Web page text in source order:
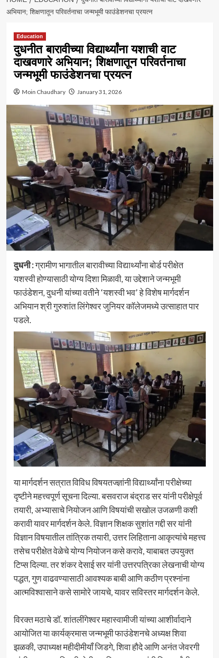
अभियान; शिक्षणातून परिवर्तनाचा जन्मभूमी फाउंडेशनचा प्रयत्न
Education
दुधनीत बारावीच्या विद्यार्थ्यांना यशाची वाट
दाखवणारे अभियान; शिक्षणातून परिवर्तनाचा
जन्मभूमी फाउंडेशनचा प्रयत्न
Moin Chaudhary January 31, 2026
दुधनी :ग्रामीण भागातील बारावीच्या विद्यार्थ्यांना बोर्ड परीक्षेत
यशस्वी होण्यासाठी योग्य दिशा मिळावी, या उद्देशाने जन्मभूमी
फाउंडेशन, दुधनी यांच्या वतीने ‘यशस्वी भव’ हे विशेष मार्गदर्शन
अभियान श्री गुरुशांत लिंगेश्वर जुनियर कॉलेजमध्ये उत्साहात पार
पडले.
या मार्गदर्शन सत्रात विविध विषयतज्ज्ञांनी विद्यार्थ्यांना परीक्षेच्या
दृष्टीने महत्त्वपूर्ण सूचना दिल्या. बसवराज बंद्राड सर यांनी परीक्षेपूर्व
तयारी, अभ्यासाचे नियोजन आणि विषयांची सखोल उजळणी कशी
करावी यावर मार्गदर्शन केले. विज्ञान शिक्षक सुशांत गद्दी सर यांनी
विज्ञान विषयातील तांत्रिक तयारी, उत्तर लिहिताना आकृत्यांचे महत्त्व
तसेच परीक्षेत वेळेचे योग्य नियोजन कसे करावे, याबाबत उपयुक्त
टिप्स दिल्या. तर शंकर देसाई सर यांनी उत्तरपत्रिका लेखनाची योग्य
पद्धत, गुण वाढवण्यासाठी आवश्यक बाबी आणि कठीण प्रश्नांना
आत्मविश्वासाने कसे सामोरे जायचे, यावर सविस्तर मार्गदर्शन केले.
विरक्त मठाचे डॉ. शांतलींगेश्वर महास्वामीजी यांच्या आशीर्वादाने
आयोजित या कार्यक्रमास जन्मभूमी फाउंडेशनचे अध्यक्ष शिवा
झळकी, उपाध्यक्ष महीदीमीयाँ जिडगे, शिवा हौदे आणि अनंत जेवरगी